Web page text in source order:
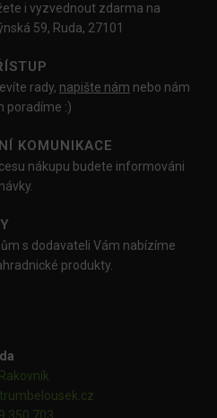
i vyzvednout zdarma na
59, Ruda, 27101
rady, napište nám nebo nám
poradíme :)
KOMUNIKACE
nákupu budete informováni
s dodavateli Vám nabízíme
produkty.